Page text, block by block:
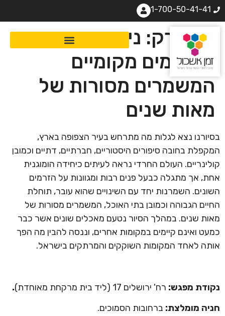
1-700-50-41-41
בני ברק: ניחוחות
ומטעמים מקומיים
המשמרים מסורות של
מאות שנים
בסיורנו נצא לגלות מה מתרחש בעיר הצפופה בארץ,
המקפלת בחובה סיפורים היסטוריים, חברתיים, דתיים וכמובן
קולינריים. העולם החרדי נראה לעיתים כיחידה הומוגנית
אחת, אך מתגלה כבעל פנים רבות ומגוונות על הזרמים
השונים. השמרנות יחד עם השינויים שהוא עובר, תוחלת
החיים הגבוהה וכמובן בתי האוכל, המשמרים מסורות של
מאות שנים. במהלך הסיור נטעם מאכלים שונים אשר כבר
כמעט ואינם קיימים במקומות אחרים, וננסה להבין מה הפך
אותה לאחד המקומות השוקקים והמרתקים בישראל.
נקודת מפגש: רח' ירושלים 17 (ליד בית מרקחת מאוחדת)
.
חניה מומלצת: ברחובות הסמוכים.